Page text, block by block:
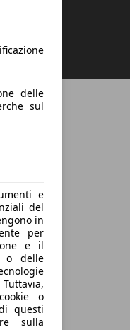
delle
sul
e
del
in
per
e il
o delle
o
questi
sulla